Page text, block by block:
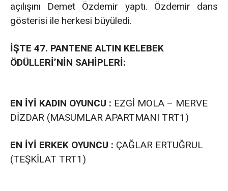
açılışını Demet Özdemir yaptı. Özdemir dans
gösterisi ile herkesi büyüledi.
İŞTE 47. PANTENE ALTIN KELEBEK
ÖDÜLLERİ’NİN SAHİPLERİ:
EN İYİ KADIN OYUNCU : EZGİ MOLA – MERVE
DİZDAR (MASUMLAR APARTMANI TRT1)
EN İYİ ERKEK OYUNCU : ÇAĞLAR ERTUĞRUL
(TEŞKİLAT TRT1)